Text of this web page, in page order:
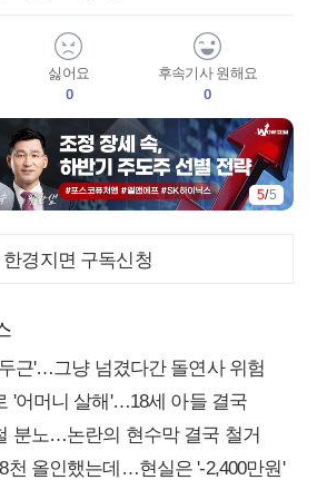
싫어요
0
후속기사 원해요
0
5/5
한경지면 구독신청
근'…그냥 넘겼다간 돌연사 위험
'어머니 살해'…18세 아들 결국
분노…논란의 현수막 결국 철거
천 올인했는데…현실은 '-2,400만원'